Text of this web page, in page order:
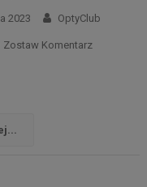
2023 OptyClub
Zostaw Komentarz